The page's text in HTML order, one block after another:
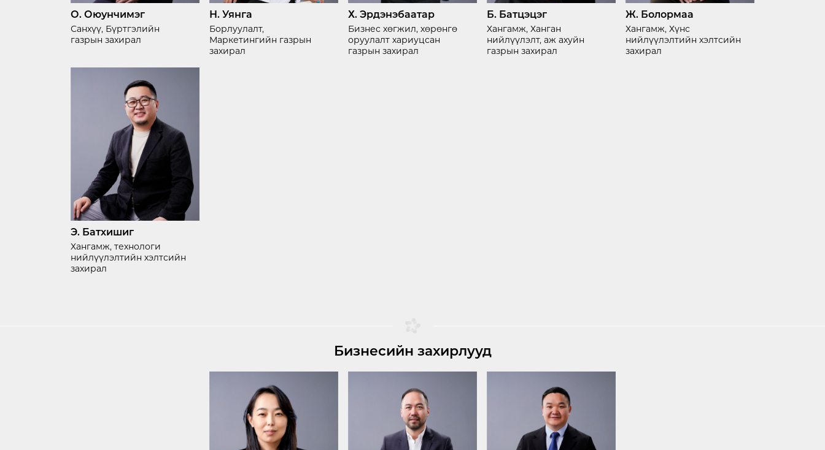
О. Оюунчимэг
Санхүү, Бүртгэлийн
газрын захирал
Н. Уянга
Борлуулалт,
Маркетингийн газрын
захирал
Х. Эрдэнэбаатар
Бизнес хөгжил, хөрөнгө
оруулалт хариуцсан
газрын захирал
Б. Батцэцэг
Хангамж, Ханган
нийлүүлэлт, аж ахуйн
газрын захирал
Ж. Болормаа
Хангамж, Хүнс
нийлүүлэлтийн хэлтсийн
захирал
Э. Батхишиг
Хангамж, технологи
нийлүүлэлтийн хэлтсийн
захирал
Бизнесийн захирлууд